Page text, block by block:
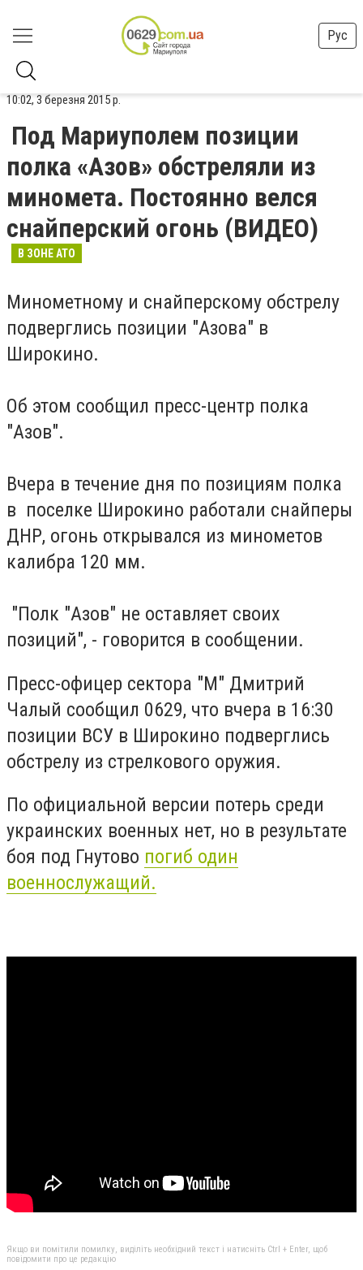
Рус
10:02, 3 березня 2015 р.
Под Мариуполем позиции
полка «Азов» обстреляли из
миномета. Постоянно велся
снайперский огонь (ВИДЕО)
В ЗОНЕ АТО
Минометному и снайперскому обстрелу
подверглись позиции "Азова" в
Широкино.
Об этом сообщил пресс-центр полка
"Азов".
Вчера в течение дня по позициям полка
в поселке Широкино работали снайперы
ДНР, огонь открывался из минометов
калибра 120 мм.
"Полк "Азов" не оставляет своих
позиций", - говорится в сообщении.
Пресс-офицер сектора "М" Дмитрий
Чалый сообщил 0629, что вчера в 16:30
позиции ВСУ в Широкино подверглись
обстрелу из стрелкового оружия.
По официальной версии потерь среди
украинских военных нет, но в результате
боя под Гнутово погиб один
военнослужащий.
Якщо ви помітили помилку, виділіть необхідний текст і натисніть Ctrl + Enter, щоб
повідомити про це редакцію